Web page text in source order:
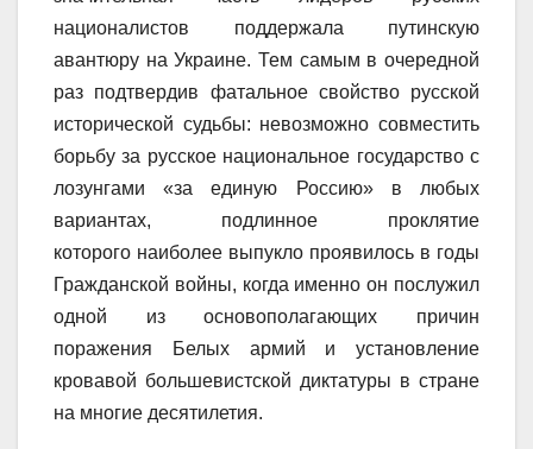
националистов поддержала путинскую
авантюру на Украине. Тем самым в очередной
раз подтвердив фатальное свойство русской
исторической судьбы: невозможно совместить
борьбу за русское национальное государство с
лозунгами «за единую Россию» в любых
вариантах, подлинное проклятие
которого наиболее выпукло проявилось в годы
Гражданской войны, когда именно он послужил
одной из основополагающих причин
поражения Белых армий и установление
кровавой большевистской диктатуры в стране
на многие десятилетия.